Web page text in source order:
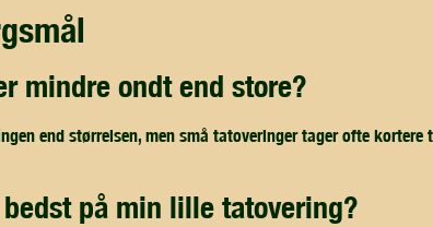
mindre ondt end store?
end størrelsen, men små tatoveringer tager ofte
bedst på min lille tatovering?